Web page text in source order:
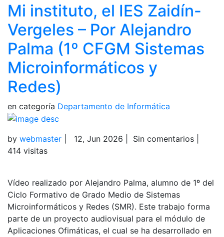
Mi instituto, el IES Zaidín-
Vergeles – Por Alejandro
Palma (1º CFGM Sistemas
Microinformáticos y
Redes)
en categoría Departamento de Informática
by webmaster 12, Jun 2026 Sin comentarios
414 visitas
Vídeo realizado por Alejandro Palma, alumno de 1º del
Ciclo Formativo de Grado Medio de Sistemas
Microinformáticos y Redes (SMR). Este trabajo forma
parte de un proyecto audiovisual para el módulo de
Aplicaciones Ofimáticas, el cual se ha desarrollado en